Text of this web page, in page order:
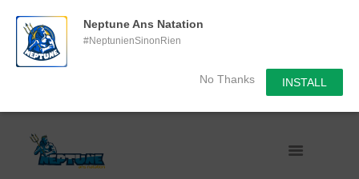
Neptune Ans Natation
#NeptunienSinonRien
No Thanks INSTALL